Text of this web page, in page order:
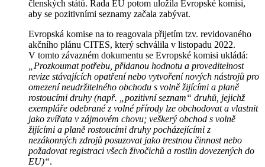
členských států. Rada EU potom uložila Evropské komisi,
aby se pozitivními seznamy začala zabývat.
Evropská komise na to reagovala přijetím tzv. revidovaného
akčního plánu CITES, který schválila v listopadu 2022.
V tomto závazném dokumentu se Evropské komisi ukládá:
„Prozkoumat potřebu, přidanou hodnotu a proveditelnost
revize stávajících opatření nebo vytvoření nových nástrojů pro
omezení neudržitelného obchodu s volně žijícími a planě
rostoucími druhy (např. „pozitivní seznam“ druhů, jejichž
exempláře odebrané z volné přírody lze obchodovat a vlastnit
jako zvířata v zájmovém chovu; veškerý obchod s volně
žijícími a planě rostoucími druhy pocházejícími z
nezákonných zdrojů posuzovat jako trestnou činnost nebo
požadovat registraci všech živočichů a rostlin dovezených do
EU)“.